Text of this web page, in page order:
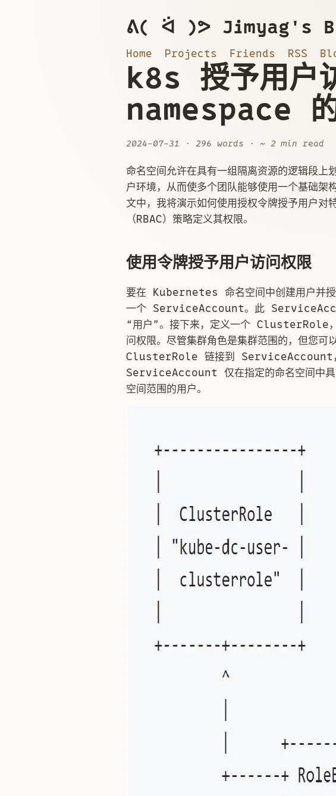
ᕕ( ᐛ )ᕗ Jimyag's
Home Projects Friends RSS
k8s 授予用户
namespace
2024-07-31 · 296 words · ~ 2 min read
命名空间允许在具有一组隔离资源的逻辑段
户环境，从而使多个团队能够使用一个基础
文中，我将演示如何使用授权令牌授予用户对
（RBAC）策略定义其权限。
使用令牌授予用户访问权限
要在 Kubernetes 命名空间中创建用户并授
一个 ServiceAccount。此
“用户”。接下来，定义一个 ClusterRole，
问权限。尽管集群角色是集群范围的，但您
ClusterRole 链接到 ServiceAccount，从
ServiceAccount 仅在指定的命名空间中具
空间范围的用户。